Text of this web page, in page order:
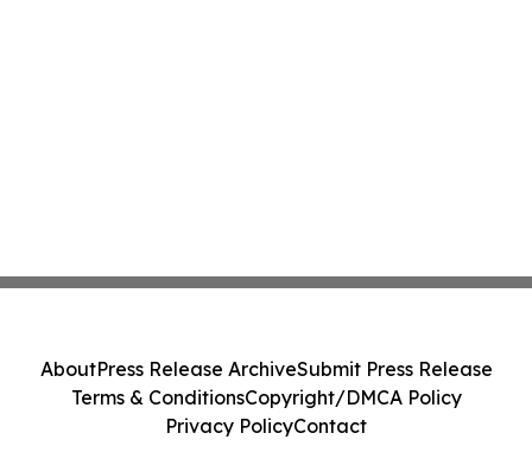
AboutPress Release ArchiveSubmit Press Release
Terms & ConditionsCopyright/DMCA Policy
Privacy PolicyContact